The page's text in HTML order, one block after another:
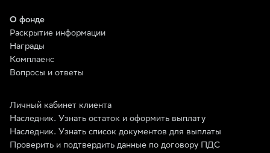
О фонде
Раскрытие информации
Награды
Комплаенс
Вопросы и ответы
Личный кабинет клиента
Наследник. Узнать остаток и оформить выплату
Наследник. Узнать список документов для выплаты
Проверить и подтвердить данные по договору ПДС